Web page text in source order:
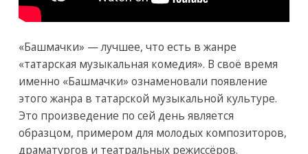
«Башмачки» — лучшее, что есть в жанре
«татарская музыкальная комедия». В своё время
именно «Башмачки» ознаменовали появление
этого жанра в татарской музыкальной культуре.
Это произведение по сей день является
образцом, примером для молодых композиторов,
драматургов и театральных режиссёров.